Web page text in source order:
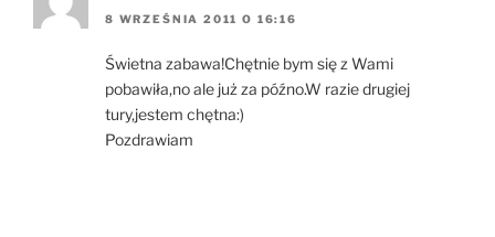
8 WRZEŚNIA 2011 O 16:16
Świetna zabawa!Chętnie bym się z Wami
pobawiła,no ale już za późno.W razie drugiej
tury,jestem chętna:)
Pozdrawiam